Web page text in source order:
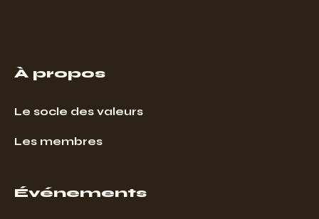
À propos
Le socle des valeurs
Les membres
Événements